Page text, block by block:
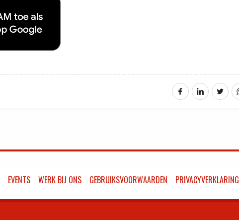
EVENTS WERK BIJ ONS GEBRUIKSVOORWAARDEN PRIVACYVERKLARING